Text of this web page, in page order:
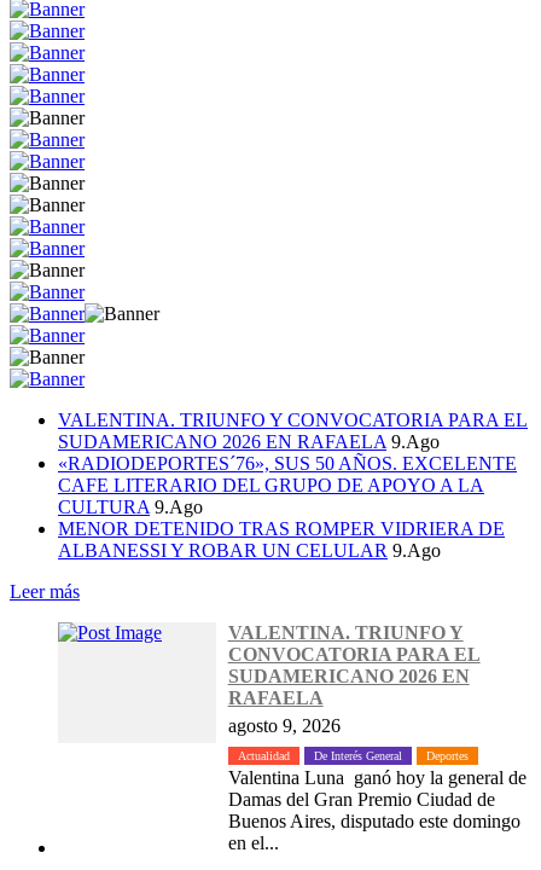
VALENTINA. TRIUNFO Y CONVOCATORIA PARA EL
SUDAMERICANO 2026 EN RAFAELA 9.Ago
«RADIODEPORTES´76», SUS 50 AÑOS. EXCELENTE
CAFE LITERARIO DEL GRUPO DE APOYO A LA
CULTURA 9.Ago
MENOR DETENIDO TRAS ROMPER VIDRIERA DE
ALBANESSI Y ROBAR UN CELULAR 9.Ago
Leer más
VALENTINA. TRIUNFO Y
CONVOCATORIA PARA EL
SUDAMERICANO 2026 EN
RAFAELA
agosto 9, 2026
Actualidad De Interés General Deportes
Valentina Luna ganó hoy la general de
Damas del Gran Premio Ciudad de
Buenos Aires, disputado este domingo
en el...